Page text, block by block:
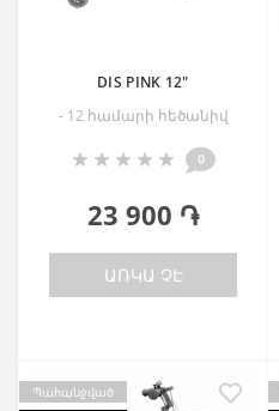
DIS PINK 12"
- 12 համարի հեծանիվ
0
23 900 ֏
ԱՌԿԱ ՉԷ
Պահանջված